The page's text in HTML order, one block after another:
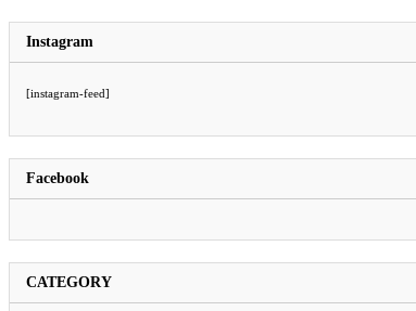
Instagram
[instagram-feed]
Facebook
CATEGORY